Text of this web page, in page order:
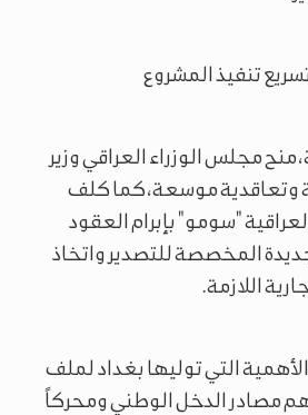
تنفيذ المشروع
منح مجلس الوزراء العراقي وزير
وتعاقدية موسعة، كما كلف
"سومو" بإبرام العقود
المخصصة للتصدير واتخاذ
اللازمة.
التي توليها بغداد لملف
مصادر الدخل الوطني ومحركاً